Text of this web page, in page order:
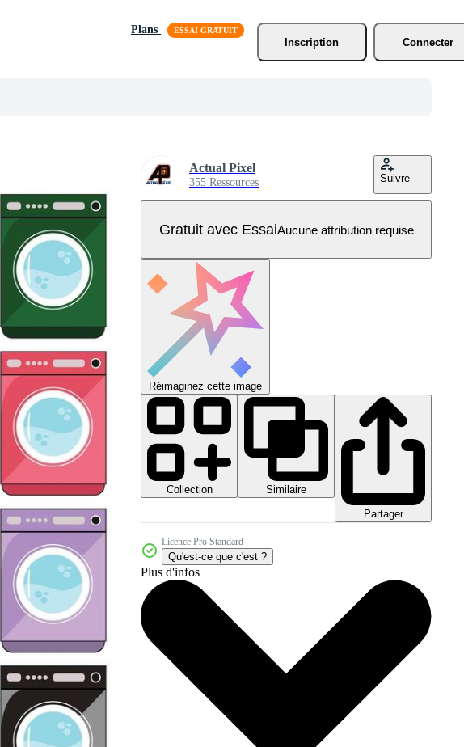
Plans
Inscription
Connecter
Actual Pixel
355 Ressources Suivre
Gratuit avec EssaiAucune attribution requise
Réimaginez cette image
Collection
Similaire
Partager
Licence Pro Standard
Qu'est-ce que c'est ?
Plus d'infos